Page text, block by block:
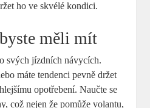
ho ve skvélé kondici.
měli mít
svých jízdních návycích.
máte tendenci pevně držet
opotřebení. Naučte se
což nejen že pomůže volantu,